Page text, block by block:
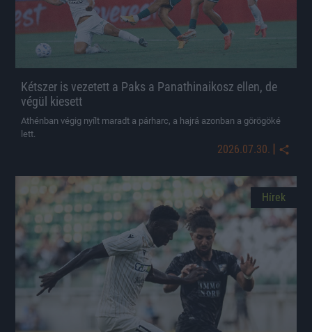
Kétszer is vezetett a Paks a Panathinaikosz ellen, de
végül kiesett
Athénban végig nyílt maradt a párharc, a hajrá azonban a görögöké
lett.
2026.07.30. |
Hírek